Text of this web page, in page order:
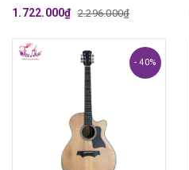
1.722.000₫ 2.296.000₫
- 40%